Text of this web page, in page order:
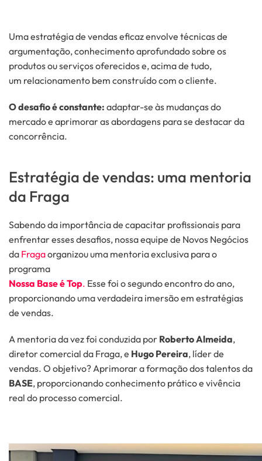
Uma estratégia de vendas eficaz envolve técnicas de
argumentação, conhecimento aprofundado sobre os
produtos ou serviços oferecidos e, acima de tudo,
um relacionamento bem construído com o cliente.
O desafio é constante: adaptar-se às mudanças do
mercado e aprimorar as abordagens para se destacar da
concorrência.
Estratégia de vendas: uma mentoria
da Fraga
Sabendo da importância de capacitar profissionais para
enfrentar esses desafios, nossa equipe de Novos Negócios
da Fragaorganizou uma mentoria exclusiva para o
programa
Nossa Base é Top. Esse foi o segundo encontro do ano,
proporcionando uma verdadeira imersão em estratégias
de vendas.
A mentoria da vez foi conduzida por Roberto Almeida,
diretor comercial da Fraga, e Hugo Pereira, líder de
vendas. O objetivo? Aprimorar a formação dos talentos da
BASE, proporcionando conhecimento prático e vivência
real do processo comercial.